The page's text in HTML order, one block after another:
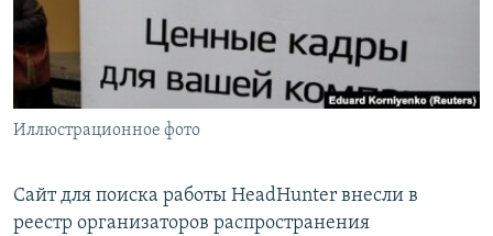
ПОБЕДИТЕЛЕЙ НЕ СУДЯТ?
КРЫМ.НЕПОКОРЕННЫЙ
ELIFBE
УКРАИНСКАЯ ПРОБЛЕМА КРЫМА
ПРИСОЕДИНЯЙТЕСЬ!
Иллюстрационное фото
Сайт для поиска работы HeadHunter внесли в
реестр организаторов распространения